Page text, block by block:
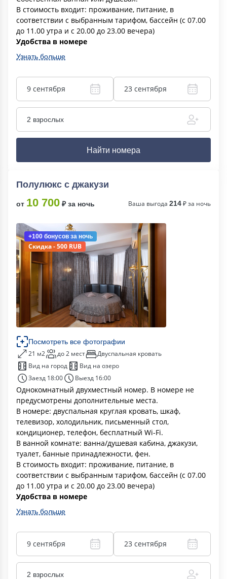
В стоимость входит: проживание, питание, в
соответствии с выбранным тарифом, бассейн (с 07.00
до 11.00 утра и с 20.00 до 23.00 вечера)
Удобства в номере
Узнать больше
9 сентября 23 сентября
2 взрослых
Найти номера
Полулюкс с джакузи
от 10 700 ₽ за ночь Ваша выгода 214₽ за ночь
+100 бонусов за ночь
Скидка - 500 RUB
Посмотреть все фотографии
21 м2 до 2 мест
Двуспальная кровать
Вид на город
Вид на озеро
Заезд 18:00
Выезд 16:00
Однокомнатный двухместный номер. В номере не
предусмотрены дополнительные места.
В номере: двуспальная круглая кровать, шкаф,
телевизор, холодильник, письменный стол,
кондиционер, телефон, бесплатный Wi-Fi.
В ванной комнате: ванна/душевая кабина, джакузи,
туалет, банные принадлежности, фен.
В стоимость входит: проживание, питание, в
соответствии с выбранным тарифом, бассейн (с 07.00
до 11.00 утра и с 20.00 до 23.00 вечера)
Удобства в номере
Узнать больше
9 сентября 23 сентября
2 взрослых